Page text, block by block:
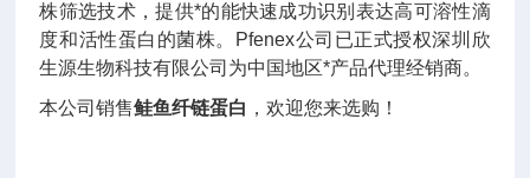
株筛选技术，提供*的能快速成功识别表达高可溶性滴
度和活性蛋白的菌株。Pfenex公司已正式授权深圳欣
生源生物科技有限公司为中国地区*产品代理经销商。
本公司销售鲑鱼纤链蛋白 ，欢迎您来选购！